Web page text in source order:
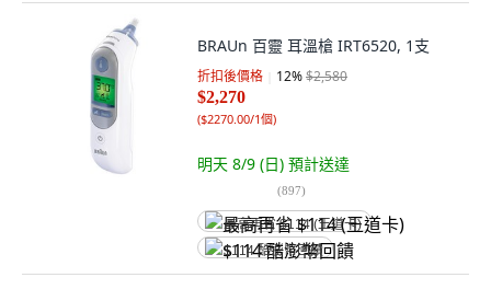
BRAUn 百靈 耳溫槍 IRT6520, 1支
折扣後價格 12%$2,580
$2,270
($2270.00/1個)
明天 8/9 (日) 預計送達
(897)
最高再省 $114 (王道卡)
$114 酷澎幣回饋